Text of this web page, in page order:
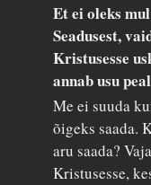
Et ei oleks
Seadusest,
Kristusesse
annab usu
Me ei suuda
õigeks saada.
aru saada?
Kristusesse,